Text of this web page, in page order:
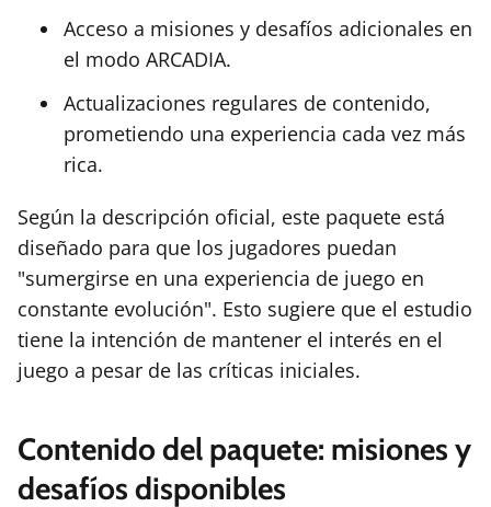
Acceso a misiones y desafíos adicionales en
el modo ARCADIA.
Actualizaciones regulares de contenido,
prometiendo una experiencia cada vez más
rica.
Según la descripción oficial, este paquete está
diseñado para que los jugadores puedan
"sumergirse en una experiencia de juego en
constante evolución". Esto sugiere que el estudio
tiene la intención de mantener el interés en el
juego a pesar de las críticas iniciales.
Contenido del paquete: misiones y
desafíos disponibles